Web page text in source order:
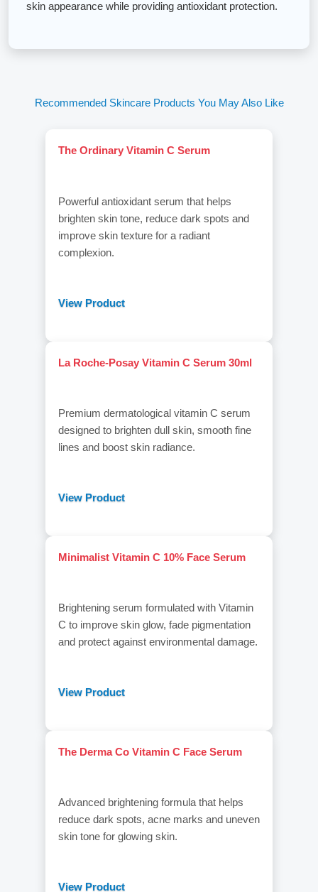
skin appearance while providing antioxidant protection.
Recommended Skincare Products You May Also Like
The Ordinary Vitamin C Serum
Powerful antioxidant serum that helps
brighten skin tone, reduce dark spots and
improve skin texture for a radiant
complexion.
View Product
La Roche-Posay Vitamin C Serum 30ml
Premium dermatological vitamin C serum
designed to brighten dull skin, smooth fine
lines and boost skin radiance.
View Product
Minimalist Vitamin C 10% Face Serum
Brightening serum formulated with Vitamin
C to improve skin glow, fade pigmentation
and protect against environmental damage.
View Product
The Derma Co Vitamin C Face Serum
Advanced brightening formula that helps
reduce dark spots, acne marks and uneven
skin tone for glowing skin.
View Product